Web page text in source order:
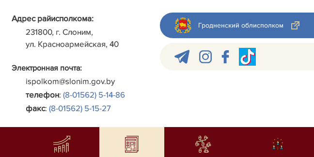
Адрес райисполкома:
231800, г. Слоним,
ул. Красноармейская, 40
Электронная почта:
ispolkom@slonim.gov.by
телефон: (8-01562) 5-14-86
факс: (8-01562) 5-15-27
Гродненский облисполком